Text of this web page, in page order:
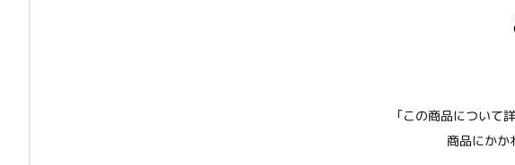
「この商品について
商品にかか